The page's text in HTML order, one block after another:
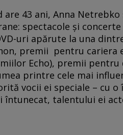
are 43 ani, Anna
spectacole şi
uri apărute la una
premii pentru cariera
Echo), premii
printre cele mai
vocii ei speciale – cu
întunecat, talentului ei